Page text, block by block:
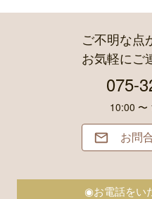
ご不明な点
お気軽にご
075-
10:00 〜
 お問
◉お電話をい